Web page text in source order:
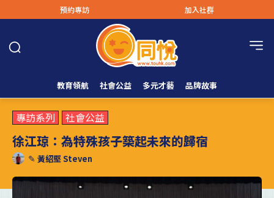
預約專訪 加入社群
教育領航 社會公益 多元才藝 品牌故事
專訪系列 社會公益
徐江琼：為特殊孩子築起未來的歸宿
✎ 黃紹堅 Steven